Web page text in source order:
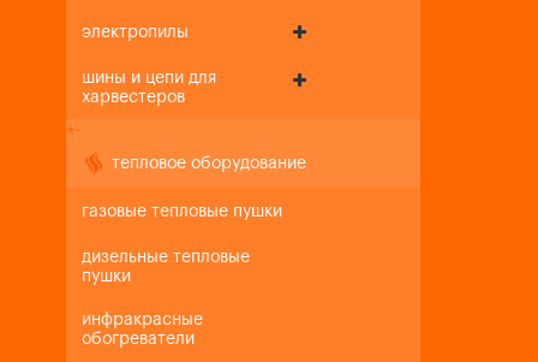
электропилы
шины и цепи для
харвестеров
+-
тепловое оборудование
газовые тепловые пушки
дизельные тепловые
пушки
инфракрасные
обогреватели